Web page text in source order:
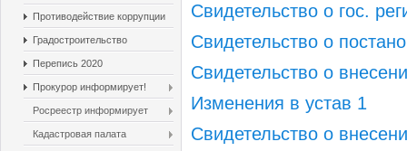
Противодействие коррупции
Градостроительство
Перепись 2020
Прокурор информирует!
Росреестр информирует
Кадастровая палата
Свидетельство о гос.
Свидетельство о
Свидетельство о
Изменения в устав 1
Свидетельство о